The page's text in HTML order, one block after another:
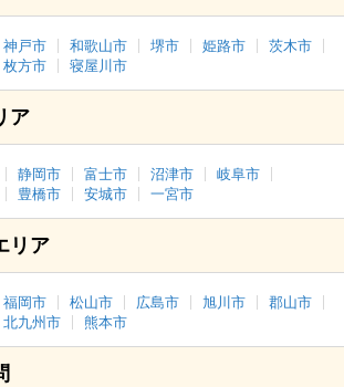
神戸市 和歌山市 堺市 姫路市
茨木市
枚方市 寝屋川市
ア
静岡市 富士市 沼津市
岐阜市
豊橋市 安城市 一宮市
リア
福岡市 松山市 広島市 旭川市
郡山市
北九州市 熊本市